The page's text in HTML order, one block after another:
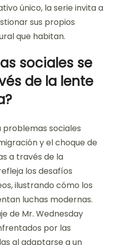
único, la serie invita a
sus propios
que habitan.
sociales se
de la lente
sociales
y el choque de
a través de la
los desafíos
ilustrando cómo los
luchas modernas.
de Mr. Wednesday
por las
al adaptarse a un